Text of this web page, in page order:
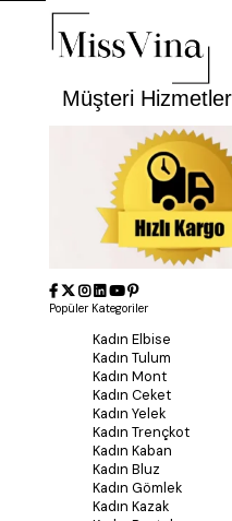
Müşteri
Popüler Kategoriler
Kadın Elbise
Kadın Tulum
Kadın Mont
Kadın Ceket
Kadın Yelek
Kadın Trençkot
Kadın Kaban
Kadın Bluz
Kadın Gömlek
Kadın Kazak